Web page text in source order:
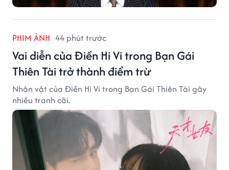
PHIM ẢNH 44 phút trước
Vai diễn của Điền Hi Vi trong Bạn Gái
Thiên Tài trở thành điểm trừ
Nhân vật của Điền Hi Vi trong Bạn Gái Thiên Tài gây
nhiều tranh cãi.